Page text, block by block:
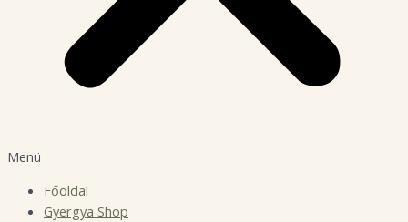
Menü
Főoldal
Gyergya Shop